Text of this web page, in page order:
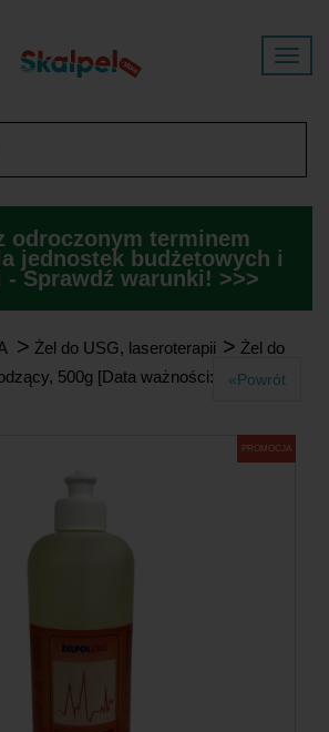
odroczonym terminem
jednostek budżetowych i
Sprawdź warunki! >>>
> Żel do USG, laseroterapii > Żel do
500g [Data ważności:
«Powrót
PROMOCJA